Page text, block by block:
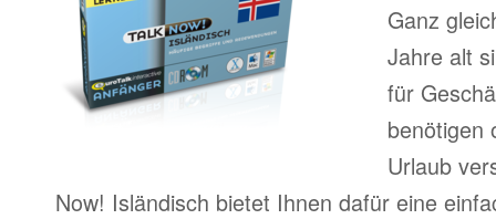
Ganz
Jahre alt
für
benötigen
Urlaub
Now! Isländisch bietet Ihnen dafür eine